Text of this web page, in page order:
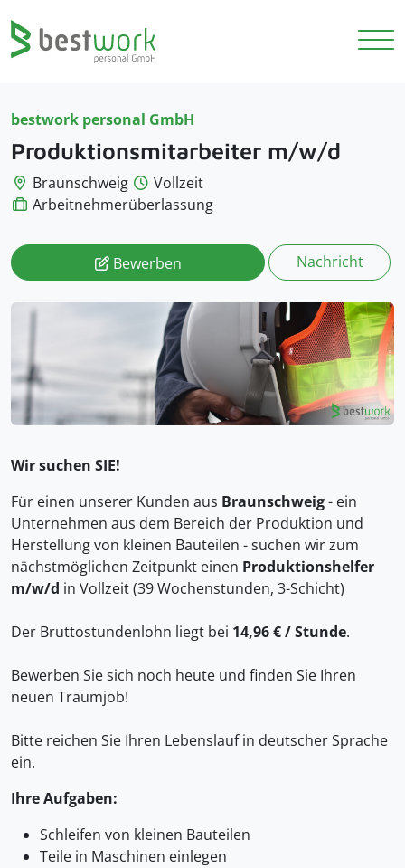
bestwork personal GmbH
Produktionsmitarbeiter m/w/d
Braunschweig
Vollzeit
Arbeitnehmerüberlassung
Bewerben Nachricht
Wir suchen SIE!
Für einen unserer Kunden aus Braunschweig- ein
Unternehmen aus dem Bereich der Produktion und
Herstellung von kleinen Bauteilen - suchen wir zum
nächstmöglichen Zeitpunkt einen Produktionshelfer
m/w/d in Vollzeit (39 Wochenstunden, 3-Schicht)
Der Bruttostundenlohn liegt bei 14,96 € / Stunde.
Bewerben Sie sich noch heute und finden Sie Ihren
neuen Traumjob!
Bitte reichen Sie Ihren Lebenslauf in deutscher Sprache
ein.
Ihre Aufgaben:
Schleifen von kleinen Bauteilen
Teile in Maschinen einlegen